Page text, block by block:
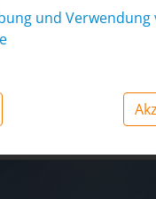
und Verwendung